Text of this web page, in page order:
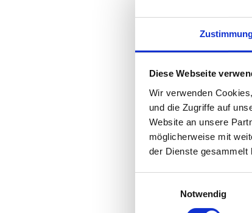
Diese Webseite
Wir verwenden
und die Zugriffe auf
Website an unsere
möglicherweise mit
der Dienste gesammelt
Notwendig